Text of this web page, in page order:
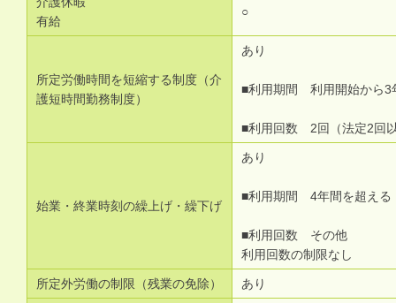
有給
○
所定労働時間を短縮する制度（介
護短時間勤務制度）
あり
■利用期間 利用開始から3
■利用回数 2回（法定2回
始業・終業時刻の繰上げ・繰下げ
あり
■利用期間 4年間を超える
■利用回数 その他
利用回数の制限なし
所定外労働の制限（残業の免除） あり